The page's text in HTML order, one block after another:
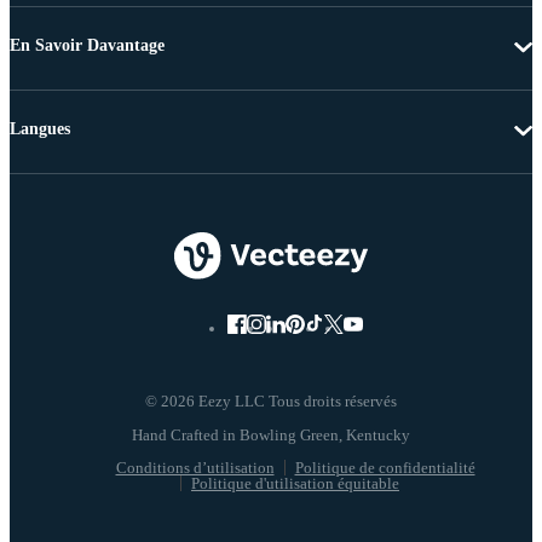
En Savoir Davantage
© 2026 Eezy LLC Tous droits réservés
Conditions d’utilisation
Politique de confidentialité
Politique d'utilisation équitable
Langues